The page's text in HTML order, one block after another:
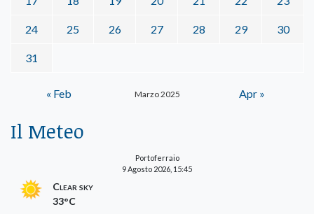
Marzo 2025
24 25 26 27 28 29 30
31
« Feb Apr »
Il Meteo
Portoferraio
9 Agosto 2026, 15:45
Clear sky
33°C